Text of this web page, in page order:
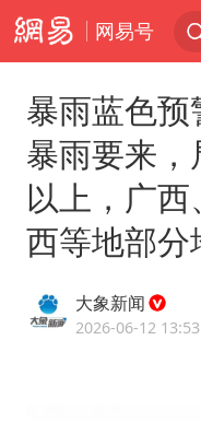
网易号
暴雨蓝色
暴雨要来
以上，广
西等地部
大象新闻
2026-06-12 13:53